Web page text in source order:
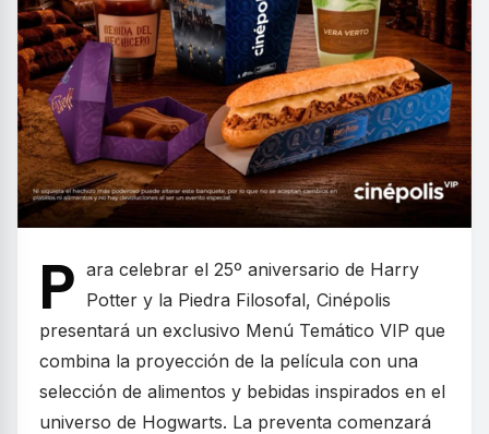
P ara celebrar el 25º aniversario de Harry
Potter y la Piedra Filosofal, Cinépolis
presentará un exclusivo Menú Temático VIP que
combina la proyección de la película con una
selección de alimentos y bebidas inspirados en el
universo de Hogwarts. La preventa comenzará